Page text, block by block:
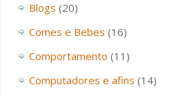
Blogs (20)
Comes e Bebes (16)
Comportamento (11)
Computadores e afins (14)